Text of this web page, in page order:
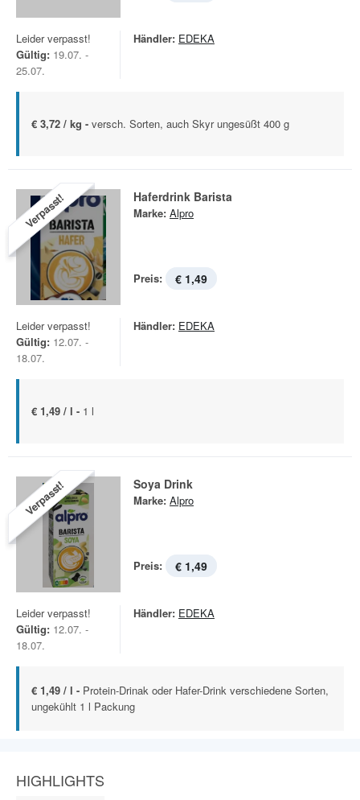
Leider verpasst!
Gültig: 19.07. -
25.07.
Händler: EDEKA
€ 3,72 / kg - versch. Sorten, auch Skyr ungesüßt 400 g
Verpasst! Haferdrink Barista
Marke: Alpro
Preis: € 1,49
Leider verpasst!
Gültig: 12.07. -
18.07.
Händler: EDEKA
€ 1,49 / l - 1 l
Verpasst! Soya Drink
Marke: Alpro
Preis: € 1,49
Leider verpasst!
Gültig: 12.07. -
18.07.
Händler: EDEKA
€ 1,49 / l - Protein-Drinak oder Hafer-Drink verschiedene Sorten,
ungekühlt 1 l Packung
HIGHLIGHTS